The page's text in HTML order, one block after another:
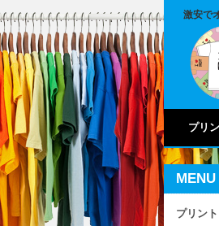
激安で
プリ
MENU
プリン